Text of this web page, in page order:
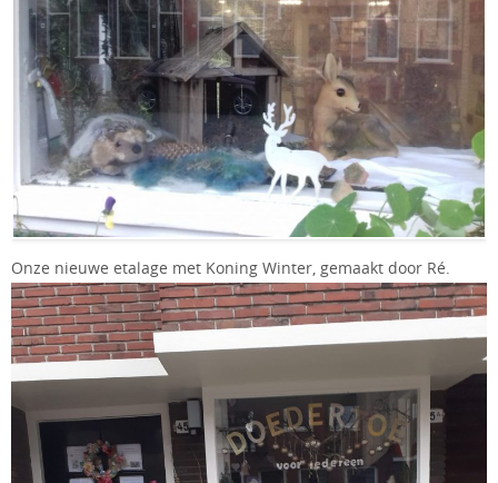
Onze nieuwe etalage met Koning Winter, gemaakt door Ré.